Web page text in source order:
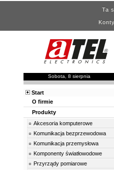
Ta
Sobota, 8 sierpnia
Start
O firmie
Produkty
Akcesoria komputerowe
Komunikacja bezprzewodowa
Komunikacja przemysłowa
Komponenty światłowodowe
Przyrządy pomiarowe